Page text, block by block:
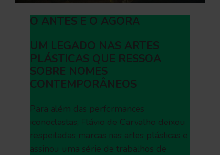
O ANTES E O AGORA
UM LEGADO NAS ARTES
PLÁSTICAS QUE RESSOA
SOBRE NOMES
CONTEMPORÂNEOS
Para além das performances
iconoclastas, Flávio de Carvalho deixou
respeitadas marcas nas artes plásticas e
assinou uma série de trabalhos de